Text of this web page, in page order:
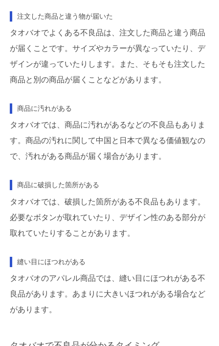
注文した商品と違う物が届いた
タオバオでよくある不良品は、注文した商品と違う商品
が届くことです。サイズやカラーが異なっていたり、デ
ザインが違っていたりします。また、そもそも注文した
商品と別の商品が届くことなどがあります。
商品に汚れがある
タオバオでは、商品に汚れがあるなどの不良品もありま
す。商品の汚れに関して中国と日本で異なる価値観なの
で、汚れがある商品が届く場合があります。
商品に破損した箇所がある
タオバオでは、破損した箇所がある不良品もあります。
必要なボタンが取れていたり、デザイン性のある部分が
取れていたりすることがあります。
縫い目にほつれがある
タオバオのアパレル商品では、縫い目にほつれがある不
良品があります。あまりに大きいほつれがある場合など
があります。